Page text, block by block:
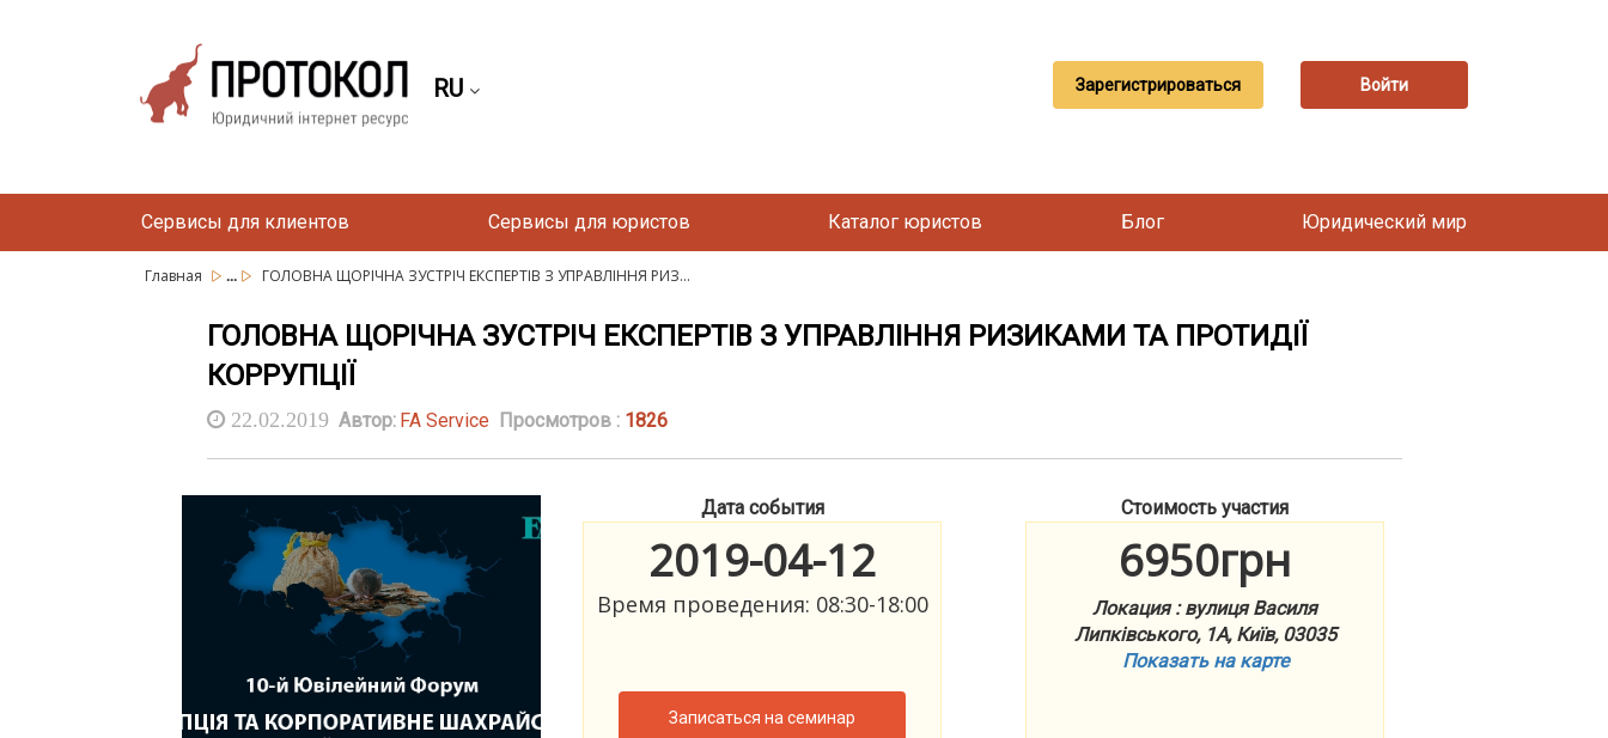
RU Зарегистрироваться Войти
Сервисы для клиентов Сервисы для юристов Каталог юристов Блог Юридический мир
Главная ... ГОЛОВНА ЩОРІЧНА ЗУСТРІЧ ЕКСПЕРТІВ З УПРАВЛІННЯ РИЗ...
ГОЛОВНА ЩОРІЧНА ЗУСТРІЧ ЕКСПЕРТІВ З УПРАВЛІННЯ РИЗИКАМИ ТА ПРОТИДІЇ
КОРРУПЦІЇ
22.02.2019 Автор: FA Service Просмотров : 1826
Дата события
2019-04-12
Время проведения: 08:30-18:00
Записаться на семинар
Стоимость участия
6950грн
Локация : вулиця Василя
Липківського, 1А, Київ, 03035
Показать на карте